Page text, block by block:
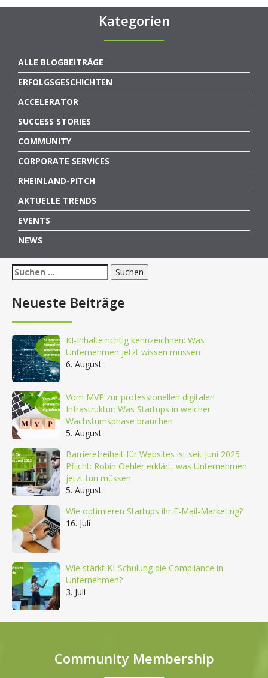
Kategorien
ALLE BLOGBEITRÄGE
ERFOLGSGESCHICHTEN
ACCELERATOR
SUCCESS STORIES
COMMUNITY
CORPORATE SERVICES
RHEINLAND-PITCH
AKTUELLE TRENDS
EVENTS
NEWS
Suchen
nach:
Neueste Beiträge
KI-Inhalte richtig kennzeichnen: Was
Unternehmen jetzt wissen müssen
6. August
Vom MVP zur professionellen digitalen
Infrastruktur: Was Startups in welcher
Wachstumsphase brauchen
5. August
Barrierefreiheit für Websites ist seit Juni 2025
Pflicht: Robin Oehler erklärt, was Unternehmen
jetzt tun müssen
5. August
Wie optimieren Startups ihr E-Mail-Marketing?
16. Juli
Wie stärkt KI-Schulung die Compliance in
Unternehmen?
3. Juli
Community Membership